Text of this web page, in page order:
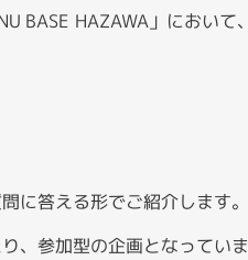
BASE HAZAWA」において、
に答える形でご紹介します。
、参加型の企画となっていま